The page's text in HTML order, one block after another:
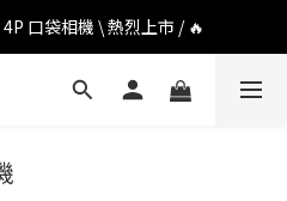
4P 口袋相機 \ 熱烈上市 / 🔥
4P 口袋相機 \ 熱烈上市 / 🔥
雲台相機 \ 熱烈上市 / 🔥
口袋相機 \ 熱烈上市 / 🔥